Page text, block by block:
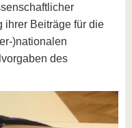
ihrer Beiträge für die
)nationalen
des